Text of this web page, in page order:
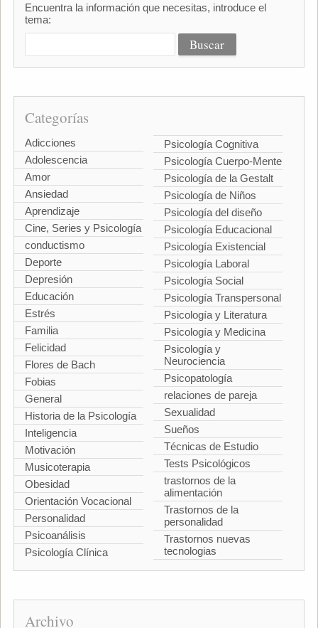
Encuentra la información que necesitas, introduce el
tema:
Categorías
Adicciones
Adolescencia
Amor
Ansiedad
Aprendizaje
Cine, Series y Psicología
conductismo
Deporte
Depresión
Educación
Estrés
Familia
Felicidad
Flores de Bach
Fobias
General
Historia de la Psicología
Inteligencia
Motivación
Musicoterapia
Obesidad
Orientación Vocacional
Personalidad
Psicoanálisis
Psicología Clínica
Psicología Cognitiva
Psicología Cuerpo-Mente
Psicología de la Gestalt
Psicología de Niños
Psicología del diseño
Psicología Educacional
Psicología Existencial
Psicología Laboral
Psicología Social
Psicología Transpersonal
Psicología y Literatura
Psicología y Medicina
Psicología y
Neurociencia
Psicopatología
relaciones de pareja
Sexualidad
Sueños
Técnicas de Estudio
Tests Psicológicos
trastornos de la
alimentación
Trastornos de la
personalidad
Trastornos nuevas
tecnologias
Archivo